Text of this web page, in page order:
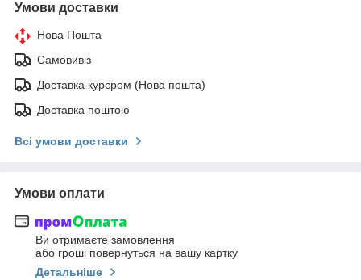
Умови доставки
Нова Пошта
Самовивіз
Доставка курєром (Нова пошта)
Доставка поштою
Всі умови доставки
Умови оплати
Ви отримаєте замовлення
або гроші повернуться на вашу картку
Детальніше